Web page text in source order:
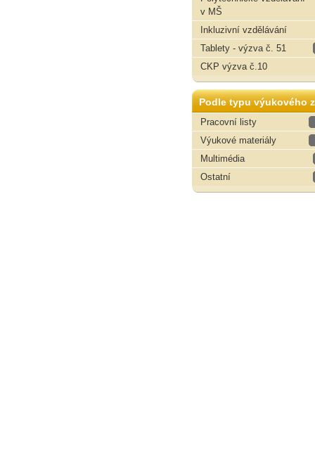
v MŠ
Inkluzivní vzdělávání
Tablety - výzva č. 51
CKP výzva č.10
Podle typu výukového
Pracovní listy
Výukové materiály
Multimédia
Ostatní